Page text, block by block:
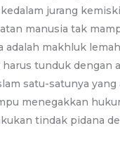
jurang
manusia tak
adalah makhluk
tunduk dengan
satu-satunya
menegakkan
tindak pidana